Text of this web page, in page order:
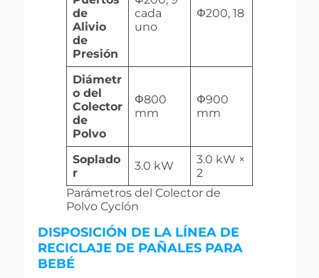
de
Alivio
de
Presión
cada
uno
Φ200, 18
Diámetr
o del
Colector
de
Polvo
Φ800
mm
Φ900
mm
Soplado
r
3.0 kW
3.0 kW ×
2
Parámetros del Colector de
Polvo Cyclón
DISPOSICIÓN DE LA LÍNEA DE
RECICLAJE DE PAÑALES PARA
BEBÉ